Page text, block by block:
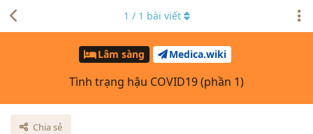
Lâm sàng Medica.wiki
Tình trạng hậu COVID19 (phần 1)
Chia sẻ
1 / 1 bài viết